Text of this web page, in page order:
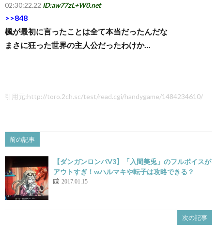
02:30:22.22 ID:aw77zL+W0.net
>>848
楓が最初に言ったことは全て本当だったんだな
まさに狂った世界の主人公だったわけか…
引用元:http://toro.2ch.sc/test/read.cgi/handygame/1484234610/
前の記事
【ダンガンロンパV3】「入間美兎」のフルボイスが
アウトすぎ！wハルマキや転子は攻略できる？
2017.01.15
次の記事